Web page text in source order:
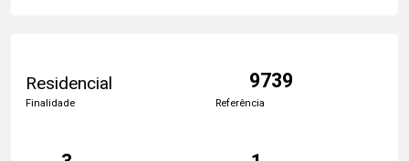
Residencial
Finalidade
9739
Referência